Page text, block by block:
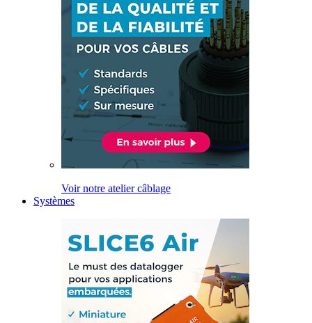
Voir notre atelier câblage
Systèmes